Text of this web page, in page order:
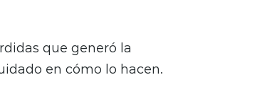
que generó la
en cómo lo hacen.